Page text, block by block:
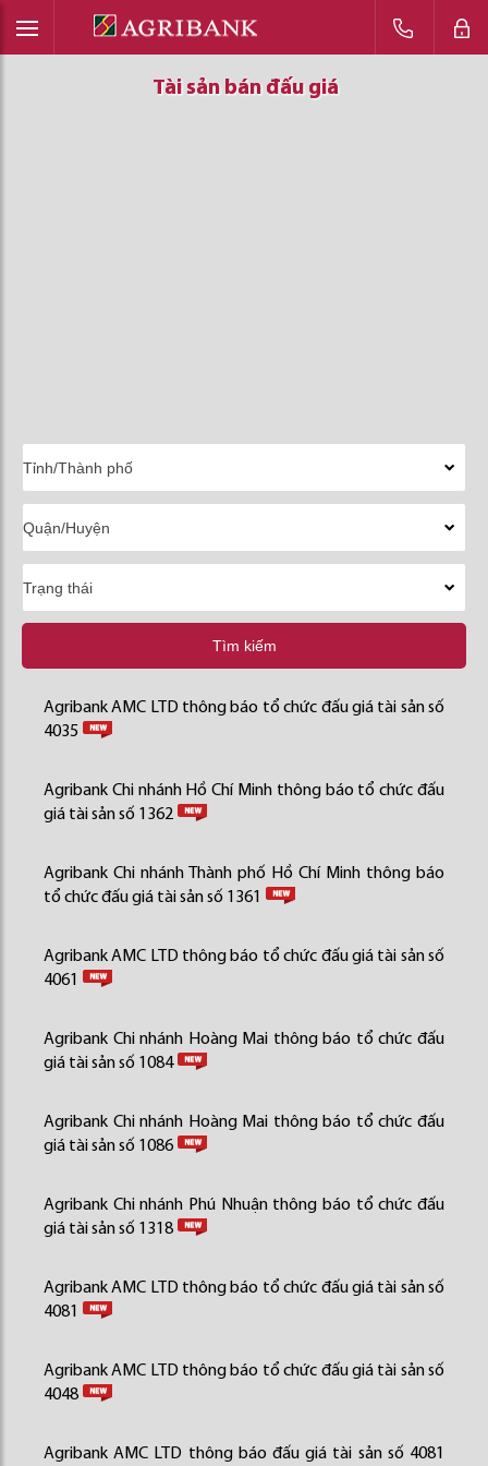
Tài sản bán đấu giá
Tài sản bán đấu giá
Tài sản bán đấu giá
Tìm kiếm
Agribank AMC LTD thông báo tổ chức đấu giá tài sản số
4035
Agribank Chi nhánh Hồ Chí Minh thông báo tổ chức đấu
giá tài sản số 1362
Agribank Chi nhánh Thành phố Hồ Chí Minh thông báo
tổ chức đấu giá tài sản số 1361
Agribank AMC LTD thông báo tổ chức đấu giá tài sản số
4061
Agribank Chi nhánh Hoàng Mai thông báo tổ chức đấu
giá tài sản số 1084
Agribank Chi nhánh Hoàng Mai thông báo tổ chức đấu
giá tài sản số 1086
Agribank Chi nhánh Phú Nhuận thông báo tổ chức đấu
giá tài sản số 1318
Agribank AMC LTD thông báo tổ chức đấu giá tài sản số
4081
Agribank AMC LTD thông báo tổ chức đấu giá tài sản số
4048
Agribank AMC LTD thông báo đấu giá tài sản số 4081